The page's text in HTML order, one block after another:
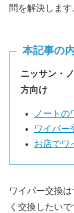
問を解決します
本記事の
ニッサン・
方向け
ノートの
ワイパー
お店でワ
ワイパー交換
く交換したいで